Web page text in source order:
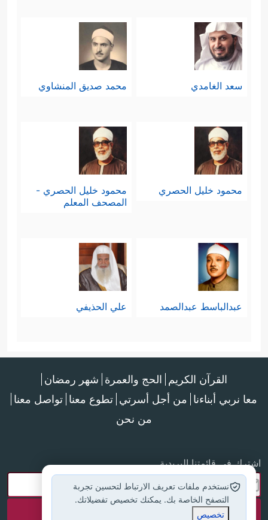
سعد الغامدي محمد صديق المنشاوي
محمود خليل الحصري
محمود خليل الحصري -
المصحف المعلم
عبدالباسط عبدالصمد علي الحذيفي
القرآن الكريم الحج والعمرة شهر رمضان
معا نربي أبناءنا من أجل أسرتي تطوع معنا تواصل معنا
من نحن
اشترك في قائمتنا البريدية
نستخدم ملفات تعريف الارتباط لتحسين تجربة
التصفح الخاصة بك. يمكنك تخصيص تفضيلاتك.
تخصيص